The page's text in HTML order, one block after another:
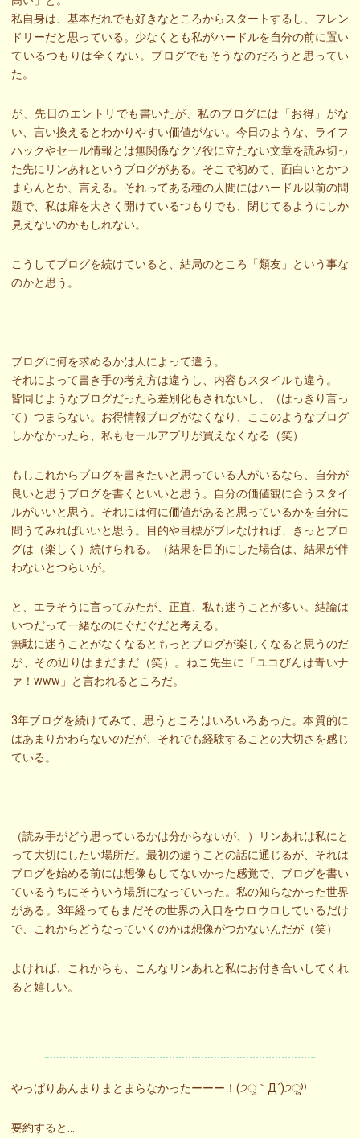
私自身は、基本だれでも好きなところからスタートするし、フレン
ドリーだと思っている。少なくとも私がハードルを自分の前に置い
ているつもりは全くない。ブログでもそうなのだろうと思ってい
た。
が、先日のエントリでも書いたが、私のブログには「お得」がな
い、言い換えるとわかりやすい価値がない。今日のような、ライフ
ハックやセール情報とは無関係なクソ役に立たない文章を読み切っ
た先にリンあれというブログがある。そこで初めて、面白いとかつ
まらんとか、言える。それってある種の人間にはハードル以前の問
題で、私は扉を大きく開けているつもりでも、閉じてるようにしか
見えないのかもしれない。
こうしてブログを続けていると、結局のところ「類友」という事な
のかと思う。
ブログに何を求めるかは人によって違う。
それによって書き手の考え方は違うし、内容もスタイルも違う。
皆同じようなブログだったら差別化もされないし、（はっきり言っ
て）つまらない。お得情報ブログがなくなり、ここのようなブログ
しかなかったら、私もセールアプリが買えなくなる（笑）
もしこれからブログを書きたいと思っている人がいるなら、自分が
良いと思うブログを書くといいと思う。自分の価値観に合うスタイ
ルがいいと思う。それには何に価値があると思っているかを自分に
問うてみればいいと思う。目的や目標がブレなければ、きっとブロ
グは（楽しく）続けられる。（結果を目的にした場合は、結果が伴
わないとつらいが。
と、エラそうに言ってみたが、正直、私も迷うことが多い。結論は
いつだって一緒なのにぐだぐだと考える。
無駄に迷うことがなくなるともっとブログが楽しくなると思うのだ
が、その辺りはまだまだ（笑）。ねこ先生に「ユコびんは青いナ
ァ！www」と言われるところだ。
3年ブログを続けてみて、思うところはいろいろあった。本質的に
はあまりかわらないのだが、それでも経験することの大切さを感じ
ている。
（読み手がどう思っているかは分からないが、）リンあれは私にと
って大切にしたい場所だ。最初の違うことの話に通じるが、それは
ブログを始める前には想像もしてないかった感覚で、ブログを書い
ているうちにそういう場所になっていった。私の知らなかった世界
がある。3年経ってもまだその世界の入口をウロウロしているだけ
で、これからどうなっていくのかは想像がつかないんだが（笑）
よければ、これからも、こんなリンあれと私にお付き合いしてくれ
ると嬉しい。
やっぱりあんまりまとまらなかったーーー！(੭ु｀Д´)੭ु⁾⁾
要約すると…